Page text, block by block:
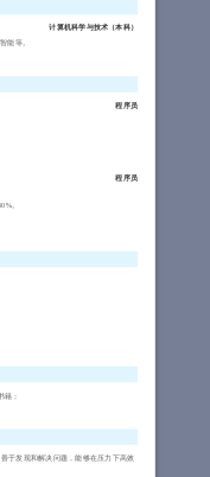
计算机科学与技术（本科）
能等。
程序员
程序员
。
籍；
于发现和解决问题，能够在压力下高效